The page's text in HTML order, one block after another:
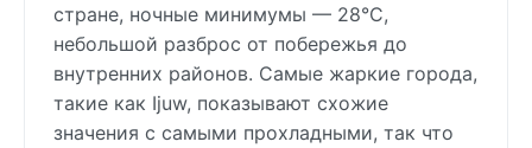
стране, ночные минимумы — 28°C,
небольшой разброс от побережья до
внутренних районов. Самые жаркие города,
такие как Ijuw, показывают схожие
значения с самыми прохладными, так что